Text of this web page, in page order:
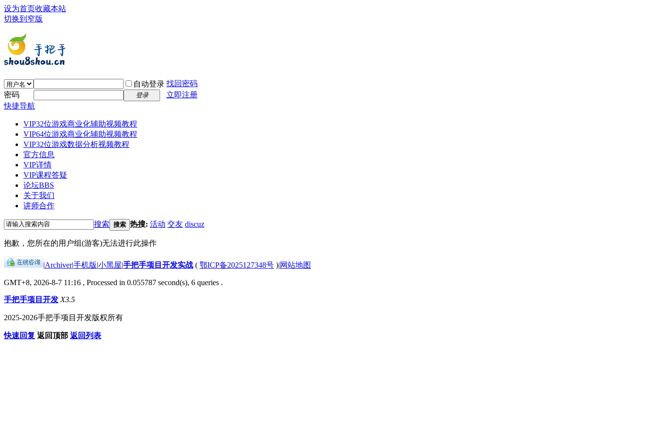
设为首页收藏本站
切换到窄版
自动登录 找回密码
密码
登录
立即注册
快捷导航
VIP32位游戏商业化辅助视频教程
VIP64位游戏商业化辅助视频教程
VIP32位游戏数据分析视频教程
官方信息
VIP详情
VIP课程答疑
论坛BBS
关于我们
讲师合作
搜索 搜索 热搜: 活动 交友 discuz
抱歉，您所在的用户组(游客)无法进行此操作
|Archiver|手机版|小黑屋|手把手项目开发实战 ( 鄂ICP备2025127348号 )|网站地图
GMT+8, 2026-8-7 11:16 , Processed in 0.055787 second(s), 6 queries .
手把手项目开发 X3.5
2025-2026手把手项目开发版权所有
快速回复 返回顶部 返回列表